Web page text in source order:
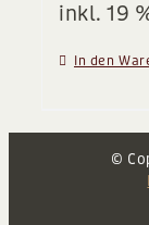
inkl. 19
In den
©